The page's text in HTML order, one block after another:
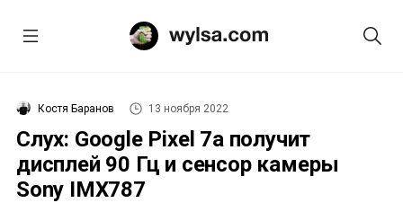
Костя Баранов 13 ноября 2022
Слух: Google Pixel 7a получит
дисплей 90 Гц и сенсор камеры
Sony IMX787